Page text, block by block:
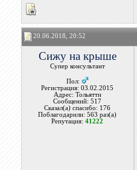
20.06.2018, 20:52
Сижу на крыше
Супер консультант
Пол:
Регистрация: 03.02.2015
Адрес: Тольятти
Сообщений: 517
Сказал(а) спасибо: 176
Поблагодарили: 563 раз(а)
Репутация:41222